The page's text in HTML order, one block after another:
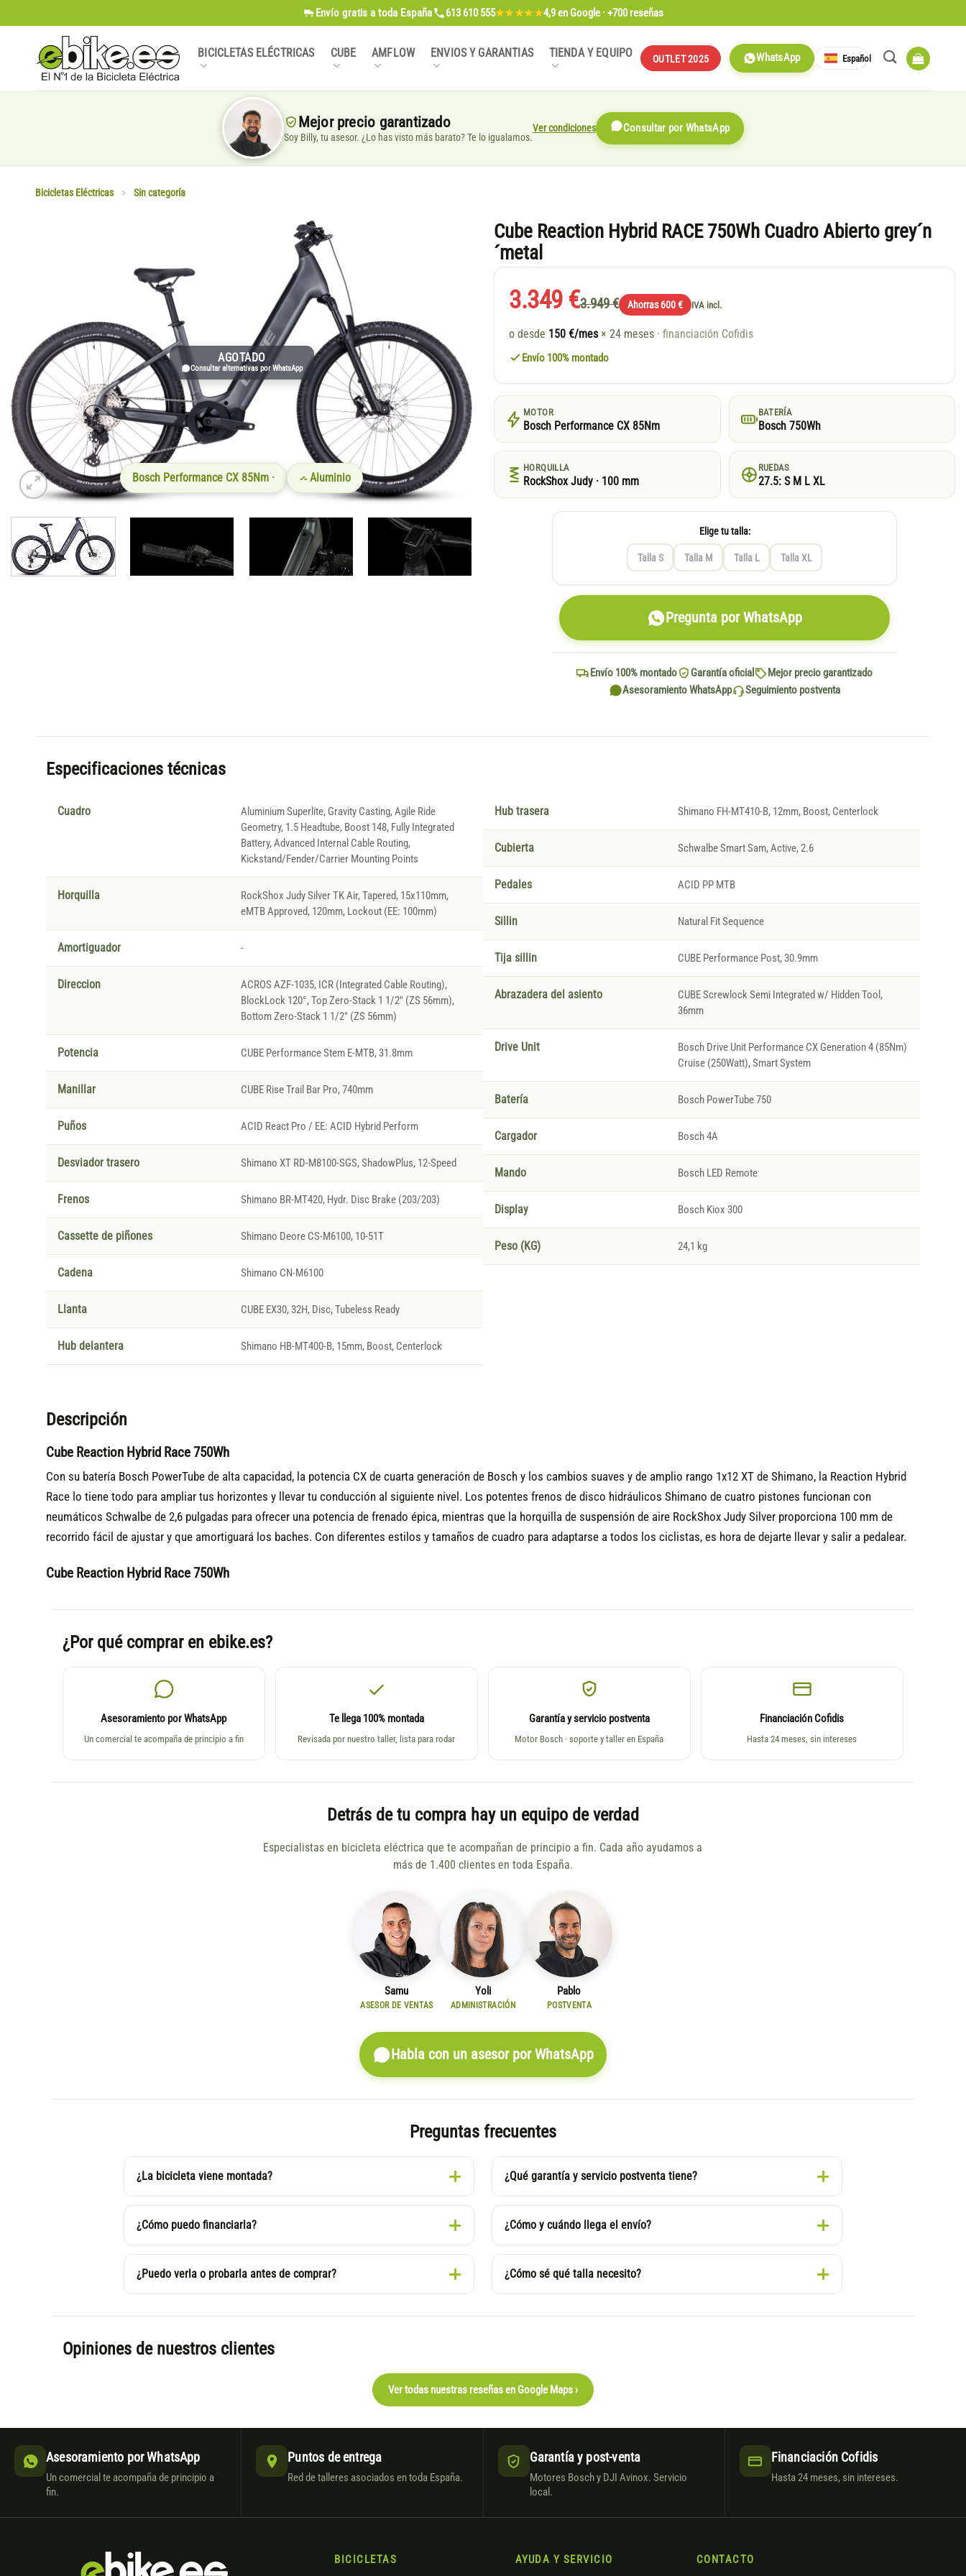
al
contenido
Envío gratis a toda España 613 610 555★★★★★4,9en Google · +700 reseñas
BICICLETAS ELÉCTRICAS CUBE AMFLOW ENVIOS Y GARANTIAS TIENDA Y EQUIPO OUTLET 2025 WhatsApp Español
Mejor precio garantizado
Soy Billy, tu asesor. ¿Lo has visto más barato? Te lo igualamos.
Ver condiciones Consultar por WhatsApp
Bicicletas Eléctricas > Sin categoría
AGOTADO
Consultar alternativas por WhatsApp
Bosch Performance CX 85Nm · Aluminio
Cube Reaction Hybrid RACE 750Wh Cuadro Abierto grey´n
´metal
3.349 €3.949 € Ahorras 600 € IVA incl.
o desde 150 €/mes × 24 meses · financiación Cofidis
Envío 100% montado
MOTOR
Bosch Performance CX 85Nm
BATERÍA
Bosch 750Wh
HORQUILLA
RockShox Judy · 100 mm
RUEDAS
27.5: S M L XL
Elige tu talla:
Talla S Talla M Talla L Talla XL
Pregunta por WhatsApp
Envío 100% montado Garantía oficial
Mejor precio garantizado
Asesoramiento WhatsApp
Seguimiento postventa
Especificaciones técnicas
Cuadro
Aluminium Superlite, Gravity Casting, Agile Ride
Geometry, 1.5 Headtube, Boost 148, Fully Integrated
Battery, Advanced Internal Cable Routing,
Kickstand/Fender/Carrier Mounting Points
Horquilla
RockShox Judy Silver TK Air, Tapered, 15x110mm,
eMTB Approved, 120mm, Lockout (EE: 100mm)
Amortiguador -
Direccion
ACROS AZF-1035, ICR (Integrated Cable Routing),
BlockLock 120°, Top Zero-Stack 1 1/2" (ZS 56mm),
Bottom Zero-Stack 1 1/2" (ZS 56mm)
Potencia CUBE Performance Stem E-MTB, 31.8mm
Manillar CUBE Rise Trail Bar Pro, 740mm
Puños ACID React Pro / EE: ACID Hybrid Perform
Desviador trasero Shimano XT RD-M8100-SGS, ShadowPlus, 12-Speed
Frenos Shimano BR-MT420, Hydr. Disc Brake (203/203)
Cassette de piñones Shimano Deore CS-M6100, 10-51T
Cadena Shimano CN-M6100
Llanta CUBE EX30, 32H, Disc, Tubeless Ready
Hub delantera Shimano HB-MT400-B, 15mm, Boost, Centerlock
Hub trasera Shimano FH-MT410-B, 12mm, Boost, Centerlock
Cubierta Schwalbe Smart Sam, Active, 2.6
Pedales ACID PP MTB
Sillin Natural Fit Sequence
Tija sillin CUBE Performance Post, 30.9mm
Abrazadera del asiento
CUBE Screwlock Semi Integrated w/ Hidden Tool,
36mm
Drive Unit
Bosch Drive Unit Performance CX Generation 4 (85Nm)
Cruise (250Watt), Smart System
Batería Bosch PowerTube 750
Cargador Bosch 4A
Mando Bosch LED Remote
Display Bosch Kiox 300
Peso (KG) 24,1 kg
Descripción
Cube Reaction Hybrid Race 750Wh
Con su batería Bosch PowerTube de alta capacidad, la potencia CX de cuarta generación de Bosch y los cambios suaves y de amplio rango 1x12 XT de Shimano, la Reaction Hybrid
Race lo tiene todo para ampliar tus horizontes y llevar tu conducción al siguiente nivel. Los potentes frenos de disco hidráulicos Shimano de cuatro pistones funcionan con
neumáticos Schwalbe de 2,6 pulgadas para ofrecer una potencia de frenado épica, mientras que la horquilla de suspensión de aire RockShox Judy Silver proporciona 100 mm de
recorrido fácil de ajustar y que amortiguará los baches. Con diferentes estilos y tamaños de cuadro para adaptarse a todos los ciclistas, es hora de dejarte llevar y salir a pedalear.
Cube Reaction Hybrid Race 750Wh
¿Por qué comprar en ebike.es?
Asesoramiento por WhatsApp
Un comercial te acompaña de principio a fin
Te llega 100% montada
Revisada por nuestro taller, lista para rodar
Garantía y servicio postventa
Motor Bosch · soporte y taller en España
Financiación Cofidis
Hasta 24 meses, sin intereses
Detrás de tu compra hay un equipo de verdad
Especialistas en bicicleta eléctrica que te acompañan de principio a fin. Cada año ayudamos a
más de 1.400 clientes en toda España.
Samu
ASESOR DE VENTAS
Yoli
ADMINISTRACIÓN
Pablo
POSTVENTA
Habla con un asesor por WhatsApp
Preguntas frecuentes
¿La bicicleta viene montada? ¿Qué garantía y servicio postventa tiene?
¿Cómo puedo financiarla? ¿Cómo y cuándo llega el envío?
¿Puedo verla o probarla antes de comprar? ¿Cómo sé qué talla necesito?
Opiniones de nuestros clientes
Ver todas nuestras reseñas en Google Maps ›
Asesoramiento por WhatsApp
Un comercial te acompaña de principio a
fin.
Puntos de entrega
Red de talleres asociados en toda España.
Garantía y post-venta
Motores Bosch y DJI Avinox. Servicio
local.
Financiación Cofidis
Hasta 24 meses, sin intereses.
BICICLETAS AYUDA Y SERVICIO CONTACTO